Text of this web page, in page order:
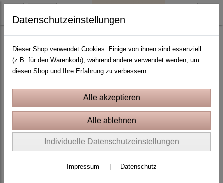
ITH Stickprojekte In the Hoop
Datenschutzeinstellungen
Dieser Shop verwendet Cookies. Einige von ihnen sind essenziell
(z.B. für den Warenkorb), während andere verwendet werden, um
diesen Shop und Ihre Erfahrung zu verbessern.
Individuelle Datenschutzeinstellungen
Impressum Datenschutz